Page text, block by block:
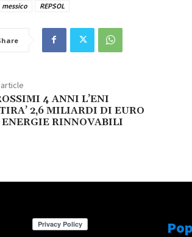
messico REPSOL
4 ANNI L’ENI
2,6 MILIARDI DI EURO
ENERGIE RINNOVABILI